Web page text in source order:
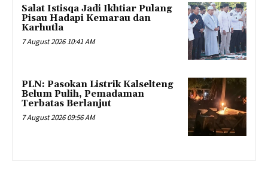
Salat Istisqa Jadi Ikhtiar Pulang
Pisau Hadapi Kemarau dan
Karhutla
7 August 2026 10:41 AM
PLN: Pasokan Listrik Kalselteng
Belum Pulih, Pemadaman
Terbatas Berlanjut
7 August 2026 09:56 AM